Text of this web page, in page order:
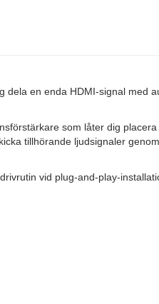
en enda HDMI-signal med
som låter dig
tillhörande ljudsignaler
vid plug-and-play-